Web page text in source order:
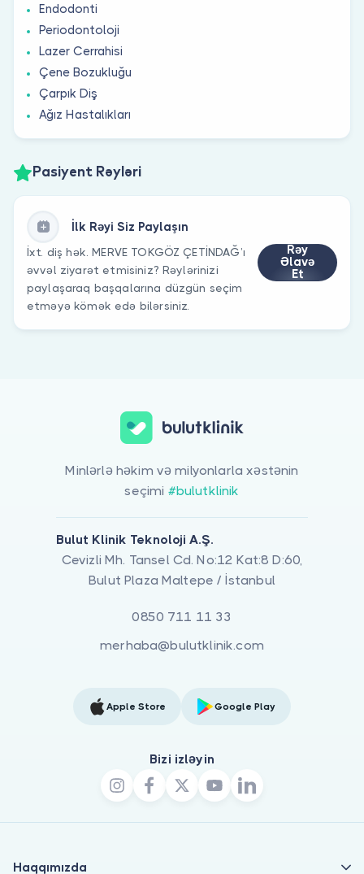
Endodonti
Periodontoloji
Lazer Cerrahisi
Çene Bozukluğu
Çarpık Diş
Ağız Hastalıkları
Pasiyent Rəyləri
İlk Rəyi Siz Paylaşın
İxt. diş hək. MERVE TOKGÖZ ÇETİNDAĞ’ı
əvvəl ziyarət etmisiniz? Rəylərinizi
paylaşaraq başqalarına düzgün seçim
etməyə kömək edə bilərsiniz.
Rəy
Əlavə
Et
Minlərlə həkim və milyonlarla xəstənin
seçimi #bulutklinik
Bulut Klinik Teknoloji A.Ş.
Cevizli Mh. Tansel Cd. No:12 Kat:8 D:60,
Bulut Plaza Maltepe / İstanbul
0850 711 11 33
merhaba@bulutklinik.com
Apple Store Google Play
Bizi izləyin
Haqqımızda